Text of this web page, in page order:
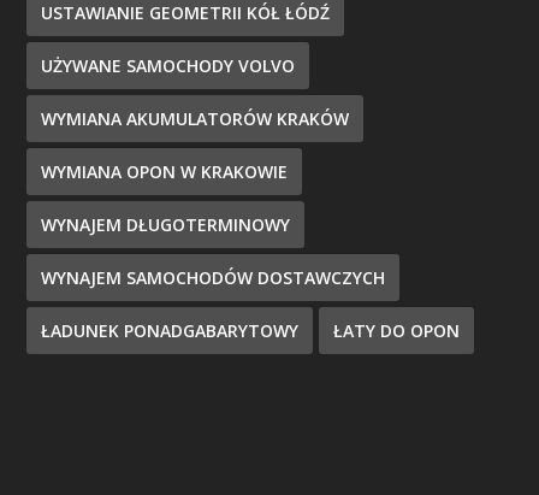
USTAWIANIE GEOMETRII KÓŁ ŁÓDŹ
UŻYWANE SAMOCHODY VOLVO
WYMIANA AKUMULATORÓW KRAKÓW
WYMIANA OPON W KRAKOWIE
WYNAJEM DŁUGOTERMINOWY
WYNAJEM SAMOCHODÓW DOSTAWCZYCH
ŁADUNEK PONADGABARYTOWY ŁATY DO OPON